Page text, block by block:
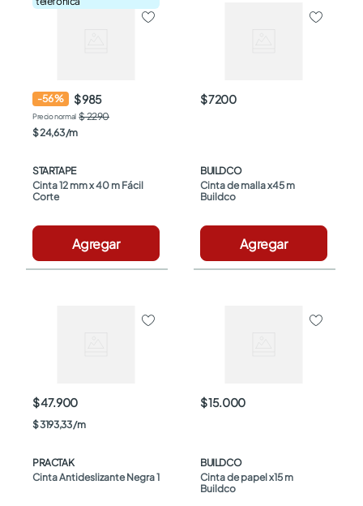
-56% $ 985
$ 2290
$24,63/m
STARTAPE
Cinta 12 mm x 40 m Fácil
Corte
Agregar
$ 7200
BUILDCO
Cinta de malla x45 m
Buildco
Agregar
$ 47.900
$3193,33/m
PRACTAK
Cinta Antideslizante Negra 1
$ 15.000
BUILDCO
Cinta de papel x15 m
Buildco